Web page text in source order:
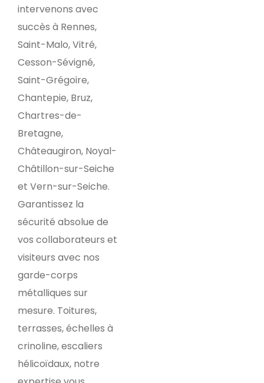
intervenons avec
succès à Rennes,
Saint-Malo, Vitré,
Cesson-Sévigné,
Saint-Grégoire,
Chantepie, Bruz,
Chartres-de-
Bretagne,
Châteaugiron, Noyal-
Châtillon-sur-Seiche
et Vern-sur-Seiche.
Garantissez la
sécurité absolue de
vos collaborateurs et
visiteurs avec nos
garde-corps
métalliques sur
mesure. Toitures,
terrasses, échelles à
crinoline, escaliers
hélicoïdaux, notre